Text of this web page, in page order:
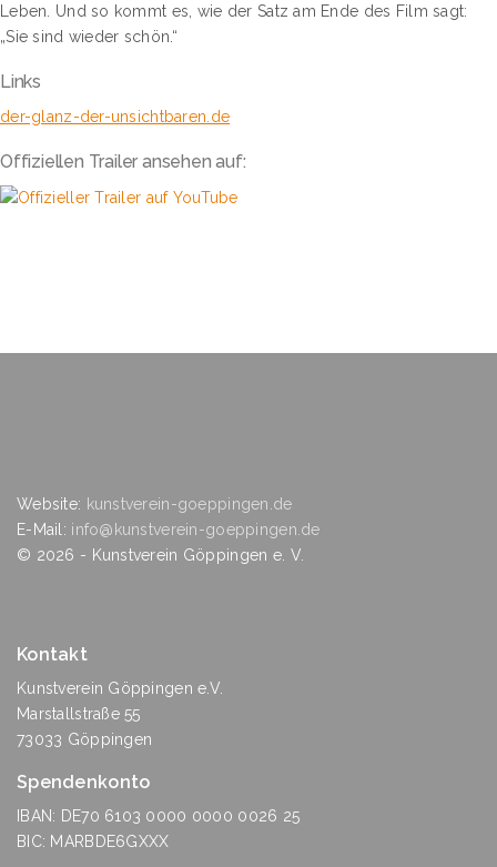
Leben. Und so kommt es, wie der Satz am Ende des Film sagt:
„Sie sind wieder schön.“
Links
der-glanz-der-unsichtbaren.de
Offiziellen Trailer ansehen auf:
Website: kunstverein-goeppingen.de
E-Mail: info@kunstverein-goeppingen.de
© 2026 - Kunstverein Göppingen e. V.
Kontakt
Kunstverein Göppingen e.V.
Marstallstraße 55
73033 Göppingen
Spendenkonto
IBAN: DE70 6103 0000 0000 0026 25
BIC: MARBDE6GXXX